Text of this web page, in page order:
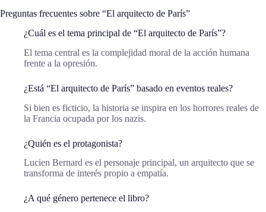
Preguntas frecuentes sobre “El arquitecto de París”
¿Cuál es el tema principal de “El arquitecto de París”?
El tema central es la complejidad moral de la acción humana
frente a la opresión.
¿Está “El arquitecto de París” basado en eventos reales?
Si bien es ficticio, la historia se inspira en los horrores reales de
la Francia ocupada por los nazis.
¿Quién es el protagonista?
Lucien Bernard es el personaje principal, un arquitecto que se
transforma de interés propio a empatía.
¿A qué género pertenece el libro?